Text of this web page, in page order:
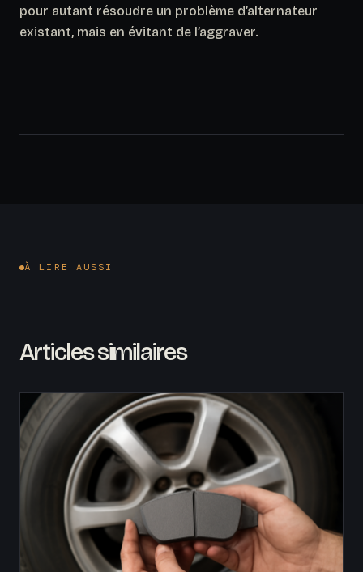
pour autant résoudre un problème d’alternateur
existant, mais en évitant de l’aggraver.
À LIRE AUSSI
Articles similaires